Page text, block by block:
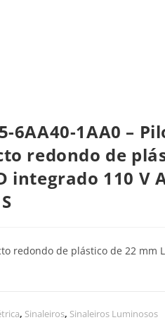
6AA40-1AA0 –
redondo de
integrado 110 V
redondo de plástico de 22 mm
, Sinaleiros, Sinaleiros Luminosos